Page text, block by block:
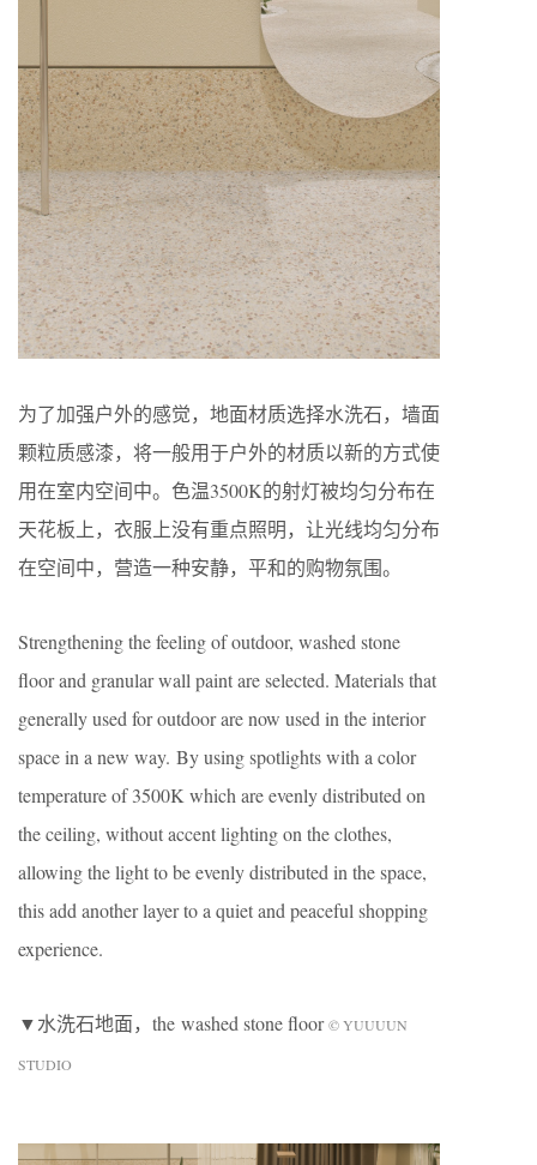
为了加强户外的感觉，地面材质选择水洗石，墙面
颗粒质感漆，将一般用于户外的材质以新的方式使
用在室内空间中。色温3500K的射灯被均匀分布在
天花板上，衣服上没有重点照明，让光线均匀分布
在空间中，营造一种安静，平和的购物氛围。
Strengthening the feeling of outdoor, washed stone
floor and granular wall paint are selected. Materials that
generally used for outdoor are now used in the interior
space in a new way. By using spotlights with a color
temperature of 3500K which are evenly distributed on
the ceiling, without accent lighting on the clothes,
allowing the light to be evenly distributed in the space,
this add another layer to a quiet and peaceful shopping
experience.
▼水洗石地面，the washed stone floor© YUUUUN
STUDIO